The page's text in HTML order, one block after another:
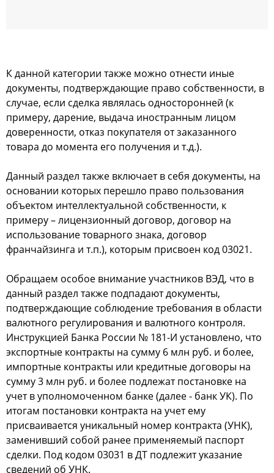
К данной категории также можно отнести иные
документы, подтверждающие право собственности, в
случае, если сделка являлась односторонней (к
примеру, дарение, выдача иностранным лицом
доверенности, отказ покупателя от заказанного
товара до момента его получения и т.д.).
Данный раздел также включает в себя документы, на
основании которых перешло право пользования
объектом интеллектуальной собственности, к
примеру – лицензионный договор, договор на
использование товарного знака, договор
франчайзинга и т.п.), которым присвоен код 03021.
Обращаем особое внимание участников ВЭД, что в
данный раздел также подпадают документы,
подтверждающие соблюдение требования в области
валютного регулирования и валютного контроля.
Инструкцией Банка России № 181-И установлено, что
экспортные контракты на сумму 6 млн руб. и более,
импортные контракты или кредитные договоры на
сумму 3 млн руб. и более подлежат постановке на
учет в уполномоченном банке (далее - банк УК). По
итогам постановки контракта на учет ему
присваивается уникальный номер контракта (УНК),
заменивший собой ранее применяемый паспорт
сделки. Под кодом 03031 в ДТ подлежит указание
сведений об УНК.